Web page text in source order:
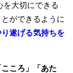
を大切にできる
ができるように
り遂げる気持ちを
こころ」「あた